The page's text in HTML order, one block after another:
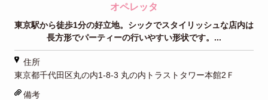
オペレッタ
東京駅から徒歩1分の好立地。シックでスタイリッシュな店内は
長方形でパーティーの行いやすい形状です。...
住所
東京都千代田区丸の内1-8-3 丸の内トラストタワー本館2Ｆ
備考